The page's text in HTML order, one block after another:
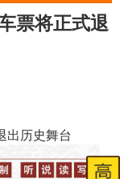
票将正式退
出历史舞台